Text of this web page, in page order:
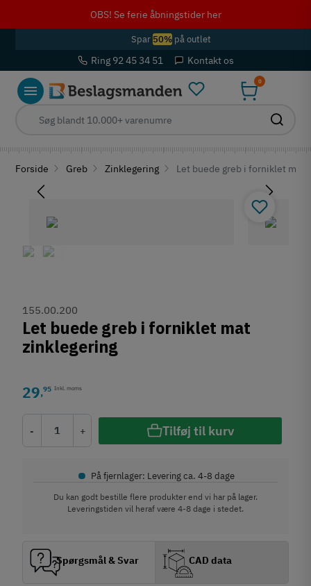
OBS! Se ferie åbningstider her
Spar 50%på outlet
Ring 92 45 34 51 Kontakt os
0
Forside Greb Zinklegering Let buede greb i forniklet mat
155.00.200
Let buede greb i forniklet mat
zinklegering
29,95 Inkl. moms
- + Tilføj til kurv
• På fjernlager: Levering ca. 4-8 dage
Du kan godt bestille flere produkter end vi har på lager.
Leveringstiden vil heraf være 4-8 dage i stedet.
Spørgsmål & Svar CAD data